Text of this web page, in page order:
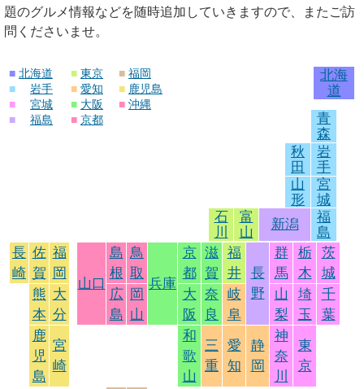
題のグルメ情報などを随時追加していきますので、またご訪
問くださいませ。
■ 北海道
■
岩手
■
宮城
■
福島
■ 東京
■ 愛知
■ 大阪
■ 京都
■ 福岡
■ 鹿児島
■ 沖縄
北海
道
青
森
秋
田
岩
手
山
形
宮
城
石
川
富
山
新潟
福
島
長
崎
佐
賀
福
岡
山口
島
根
鳥
取
兵庫
京
都
滋
賀
福
井
長
野
群
馬
栃
木
茨
城
熊
本
大
分
広
島
岡
山
大
阪
奈
良
岐
阜
山
梨
埼
玉
千
葉
鹿
児
島
宮
崎
和
歌
山
三
重
愛
知
静
岡
神
奈
川
東
京